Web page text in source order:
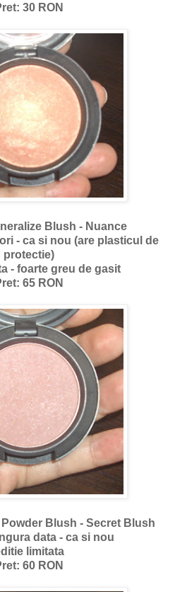
30 RON
Blush - Nuance
- ca si nou (are plasticul de
protectie)
- foarte greu de gasit
65 RON
Blush - Secret Blush
data - ca si nou
limitata
60 RON